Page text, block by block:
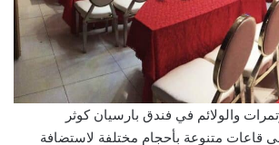
والولائم في فندق بارسيان كوثر
قاعات متنوعة بأحجام مختلفة لاستضافة